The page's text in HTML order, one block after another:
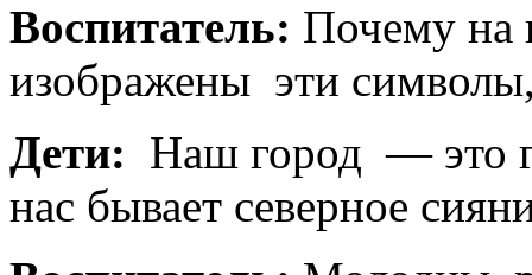
Воспитатель: Почему на
изображены эти
Дети: Наш город — это
нас бывает северное